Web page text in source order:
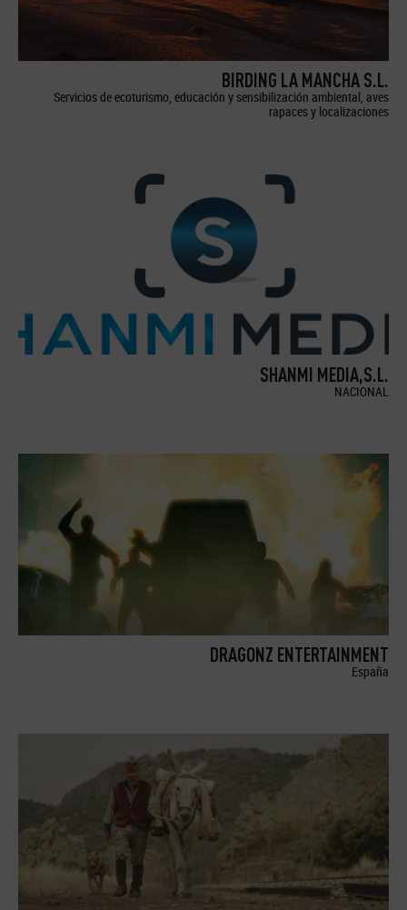
BIRDING LA MANCHA S.L.
Servicios de ecoturismo, educación y sensibilización ambiental, aves
rapaces y localizaciones
SHANMI MEDIA,S.L.
NACIONAL
DRAGONZ ENTERTAINMENT
España